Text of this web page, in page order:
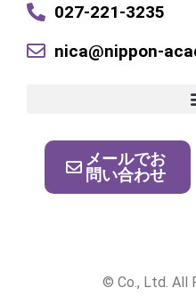
027-221-3235
nica@nippon-
メールでお
問い合わせ
© Co., Ltd. All